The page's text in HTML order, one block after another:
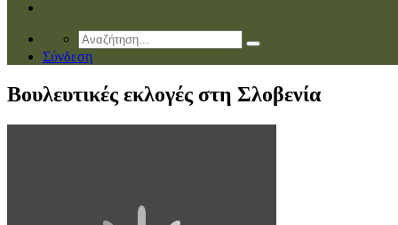
Σύνδεση
Βουλευτικές εκλογές στη Σλοβενία